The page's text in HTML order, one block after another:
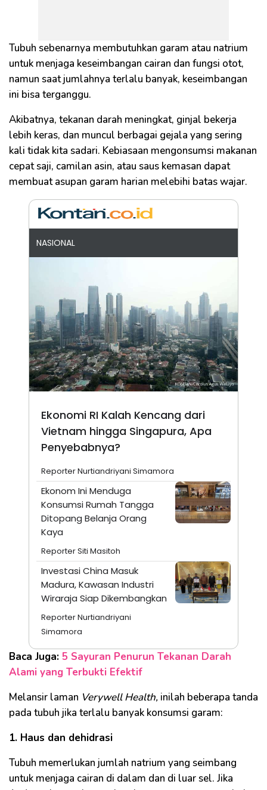
Tubuh sebenarnya membutuhkan garam atau natrium
untuk menjaga keseimbangan cairan dan fungsi otot,
namun saat jumlahnya terlalu banyak, keseimbangan
ini bisa terganggu.
Akibatnya, tekanan darah meningkat, ginjal bekerja
lebih keras, dan muncul berbagai gejala yang sering
kali tidak kita sadari. Kebiasaan mengonsumsi makanan
cepat saji, camilan asin, atau saus kemasan dapat
membuat asupan garam harian melebihi batas wajar.
NASIONAL
Ekonomi RI Kalah Kencang dari
Vietnam hingga Singapura, Apa
Penyebabnya?
Reporter Nurtiandriyani Simamora
Ekonom Ini Menduga
Konsumsi Rumah Tangga
Ditopang Belanja Orang
Kaya
Reporter Siti Masitoh
Investasi China Masuk
Madura, Kawasan Industri
Wiraraja Siap Dikembangkan
Reporter Nurtiandriyani
Simamora
Baca Juga: 5 Sayuran Penurun Tekanan Darah
Alami yang Terbukti Efektif
Melansir laman Verywell Health, inilah beberapa tanda
pada tubuh jika terlalu banyak konsumsi garam:
1. Haus dan dehidrasi
Tubuh memerlukan jumlah natrium yang seimbang
untuk menjaga cairan di dalam dan di luar sel. Jika